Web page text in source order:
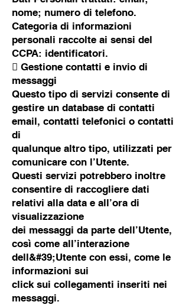
nome; numero di telefono.
Categoria di informazioni
personali raccolte ai sensi del
CCPA: identificatori.
 Gestione contatti e invio di
messaggi
Questo tipo di servizi consente di
gestire un database di contatti
email, contatti telefonici o contatti
di
qualunque altro tipo, utilizzati per
comunicare con l’Utente.
Questi servizi potrebbero inoltre
consentire di raccogliere dati
relativi alla data e all’ora di
visualizzazione
dei messaggi da parte dell’Utente,
così come all’interazione
dell&#39;Utente con essi, come le
informazioni sui
click sui collegamenti inseriti nei
messaggi.